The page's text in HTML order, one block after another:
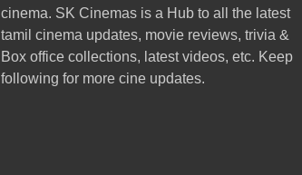
cinema. SK Cinemas is a Hub to all the latest
tamil cinema updates, movie reviews, trivia &
Box office collections, latest videos, etc. Keep
following for more cine updates.